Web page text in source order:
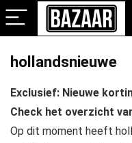
hollandsnieuwe
Exclusief: Nieuwe
Check het overzicht
Op dit moment heeft